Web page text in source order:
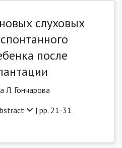
слуховых
после
Л. Гончарова
| pp. 21-31